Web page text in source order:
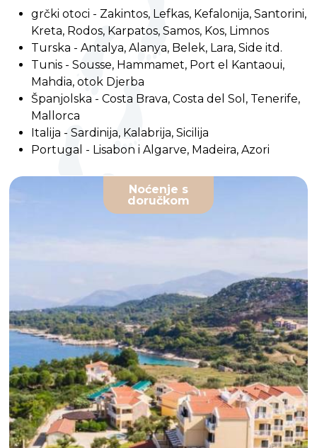
grčki otoci - Zakintos, Lefkas, Kefalonija, Santorini,
Kreta, Rodos, Karpatos, Samos, Kos, Limnos
Turska - Antalya, Alanya, Belek, Lara, Side itd.
Tunis - Sousse, Hammamet, Port el Kantaoui,
Mahdia, otok Djerba
Španjolska - Costa Brava, Costa del Sol, Tenerife,
Mallorca
Italija - Sardinija, Kalabrija, Sicilija
Portugal - Lisabon i Algarve, Madeira, Azori
Noćenje s
doručkom